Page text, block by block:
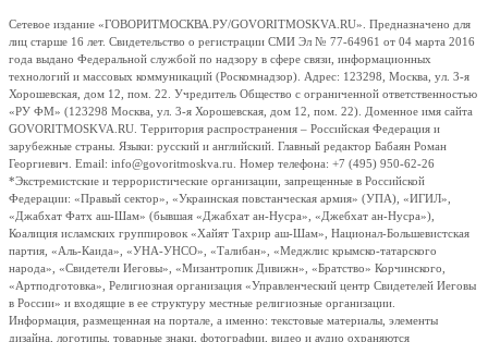
Сетевое издание «ГОВОРИТМОСКВА.РУ/GOVORITMOSKVA.RU». Предназначено для
лиц старше 16 лет. Свидетельство о регистрации СМИ Эл № 77-64961 от 04 марта 2016
года выдано Федеральной службой по надзору в сфере связи, информационных
технологий и массовых коммуникаций (Роскомнадзор). Адрес: 123298, Москва, ул. 3-я
Хорошевская, дом 12, пом. 22. Учредитель Общество с ограниченной ответственностью
«РУ ФМ» (123298 Москва, ул. 3-я Хорошевская, дом 12, пом. 22). Доменное имя сайта
GOVORITMOSKVA.RU. Территория распространения – Российская Федерация и
зарубежные страны. Языки: русский и английский. Главный редактор Бабаян Роман
Георгиевич. Email: info@govoritmoskva.ru. Номер телефона: +7 (495) 950-62-26
*Экстремистские и террористические организации, запрещенные в Российской
Федерации: «Правый сектор», «Украинская повстанческая армия» (УПА), «ИГИЛ»,
«Джабхат Фатх аш-Шам» (бывшая «Джабхат ан-Нусра», «Джебхат ан-Нусра»),
Коалиция исламских группировок «Хайят Тахрир аш-Шам», Национал-Большевистская
партия, «Аль-Каида», «УНА-УНСО», «Талибан», «Меджлис крымско-татарского
народа», «Свидетели Иеговы», «Мизантропик Дивижн», «Братство» Корчинского,
«Артподготовка», Религиозная организация «Управленческий центр Свидетелей Иеговы
в России» и входящие в ее структуру местные религиозные организации.
Информация, размещенная на портале, а именно: текстовые материалы, элементы
дизайна, логотипы, товарные знаки, фотографии, видео и аудио охраняются